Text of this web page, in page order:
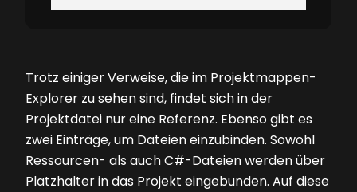
Trotz einiger Verweise, die im Projektmappen-
Explorer zu sehen sind, findet sich in der
Projektdatei nur eine Referenz. Ebenso gibt es
zwei Einträge, um Dateien einzubinden. Sowohl
Ressourcen- als auch C#-Dateien werden über
Platzhalter in das Projekt eingebunden. Auf diese